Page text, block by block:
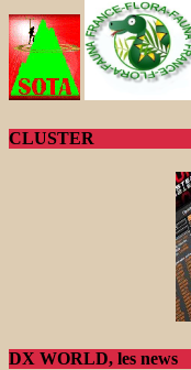
CLUSTER
DX WORLD, les news